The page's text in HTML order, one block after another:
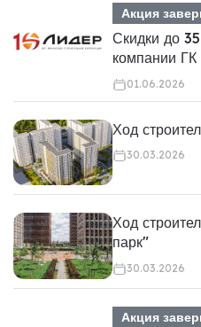
Акция
Скидки до
компании
01.06.2026
Ход
30.03.2026
Ход
парк"
30.03.2026
Акция